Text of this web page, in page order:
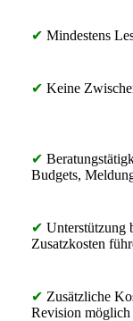
✔ Mindestens
✔ Keine
✔
Budgets,
✔ Unterstützung
Zusatzkosten
✔ Zusätzliche
Revision möglich